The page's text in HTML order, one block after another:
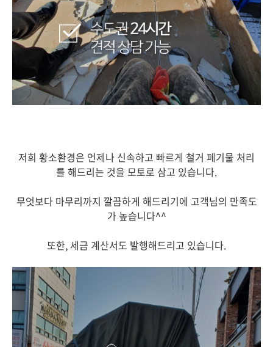
저희 황소환경은 언제나 신속하고 빠르게 철거 폐기물 처리
를 해드리는 것을 모토로 삼고 있습니다.
무엇보다 마무리까지 깔끔하게 해드리기에 고객님의 만족도
가 높습니다^^
또한, 세금 계산서도 발행해드리고 있습니다.